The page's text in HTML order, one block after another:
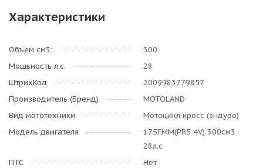
Характеристики
Объем см3:
300
Мощьность л.с.
28
ШтрихКод
2009983779857
Производитель (Бренд)
MOTOLAND
Вид мототехники
Мотоцикл кросс (эндуро)
Модель двигателя
175FMM(PR5 4V) 300см3
28л.с
ПТС
Нет